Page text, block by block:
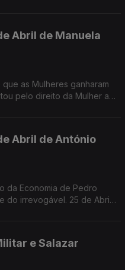
Abril de Manuela
as Mulheres ganharam
pelo direito da Mulher ao
Abril de António
da Economia de Pedro
do irrevogável. 25 de Abril
e Salazar